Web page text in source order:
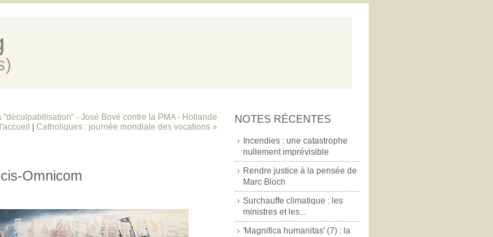
NOTES RÉCENTES
Incendies : une catastrophe
nullement imprévisible
Rendre justice à la pensée de
Marc Bloch
Surchauffe climatique : les
ministres et les...
'Magnifica humanitas' (7) : la
- José Bové contre la PMA - Hollande
Catholiques : journée mondiale des vocations »
Omnicom